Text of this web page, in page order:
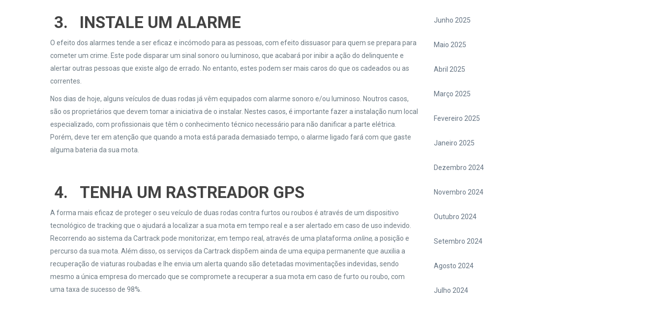
3. INSTALE UM ALARME
O efeito dos alarmes tende a ser eficaz e incómodo para as pessoas, com efeito dissuasor para quem se prepara para
cometer um crime. Este pode disparar um sinal sonoro ou luminoso, que acabará por inibir a ação do delinquente e
alertar outras pessoas que existe algo de errado. No entanto, estes podem ser mais caros do que os cadeados ou as
correntes.
Nos dias de hoje, alguns veículos de duas rodas já vêm equipados com alarme sonoro e/ou luminoso. Noutros casos,
são os proprietários que devem tomar a iniciativa de o instalar. Nestes casos, é importante fazer a instalação num local
especializado, com profissionais que têm o conhecimento técnico necessário para não danificar a parte elétrica.
Porém, deve ter em atenção que quando a mota está parada demasiado tempo, o alarme ligado fará com que gaste
alguma bateria da sua mota.
4. TENHA UM RASTREADOR GPS
A forma mais eficaz de proteger o seu veículo de duas rodas contra furtos ou roubos é através de um dispositivo
tecnológico de tracking que o ajudará a localizar a sua mota em tempo real e a ser alertado em caso de uso indevido.
Recorrendo ao sistema da Cartrack pode monitorizar, em tempo real, através de uma plataforma online, a posição e
percurso da sua mota. Além disso, os serviços da Cartrack dispõem ainda de uma equipa permanente que auxilia a
recuperação de viaturas roubadas e lhe envia um alerta quando são detetadas movimentações indevidas, sendo
mesmo a única empresa do mercado que se compromete a recuperar a sua mota em caso de furto ou roubo, com
uma taxa de sucesso de 98%.
Junho 2025
Maio 2025
Abril 2025
Março 2025
Fevereiro 2025
Janeiro 2025
Dezembro 2024
Novembro 2024
Outubro 2024
Setembro 2024
Agosto 2024
Julho 2024